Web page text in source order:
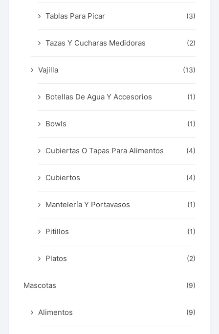
Tablas Para Picar (3)
Tazas Y Cucharas Medidoras (2)
Vajilla (13)
Botellas De Agua Y Accesorios (1)
Bowls (1)
Cubiertas O Tapas Para Alimentos (4)
Cubiertos (4)
Mantelería Y Portavasos (1)
Pitillos (1)
Platos (2)
Mascotas (9)
Alimentos (9)